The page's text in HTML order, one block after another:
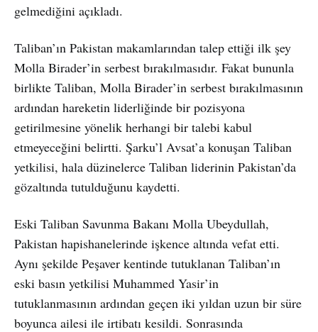
gelmediğini açıkladı.
Taliban’ın Pakistan makamlarından talep ettiği ilk şey
Molla Birader’in serbest bırakılmasıdır. Fakat bununla
birlikte Taliban, Molla Birader’in serbest bırakılmasının
ardından hareketin liderliğinde bir pozisyona
getirilmesine yönelik herhangi bir talebi kabul
etmeyeceğini belirtti. Şarku’l Avsat’a konuşan Taliban
yetkilisi, hala düzinelerce Taliban liderinin Pakistan’da
gözaltında tutulduğunu kaydetti.
Eski Taliban Savunma Bakanı Molla Ubeydullah,
Pakistan hapishanelerinde işkence altında vefat etti.
Aynı şekilde Peşaver kentinde tutuklanan Taliban’ın
eski basın yetkilisi Muhammed Yasir’in
tutuklanmasının ardından geçen iki yıldan uzun bir süre
boyunca ailesi ile irtibatı kesildi. Sonrasında